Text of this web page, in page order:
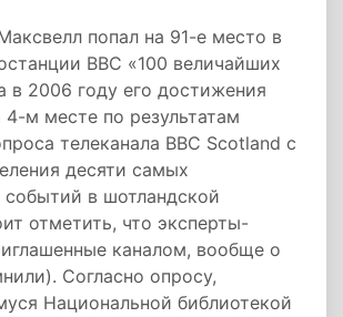
попал на 91-е место в
BBC «100 величайших
в 2006 году его достижения
4-м месте по результатам
телеканала BBC Scotland с
десяти самых
в шотландской
отметить, что эксперты-
каналом, вообще о
Согласно опросу,
Национальной библиотекой